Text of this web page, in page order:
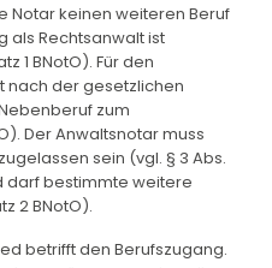
Notar keinen weiteren Beruf
als Rechtsanwalt ist
1 BNotO). Für den
nach der gesetzlichen
zum
Der Anwaltsnotar muss
sein (vgl. § 3 Abs.
darf bestimmte weitere
2 BNotO).
betrifft den Berufszugang.